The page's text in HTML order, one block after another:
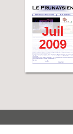
Juil
2009